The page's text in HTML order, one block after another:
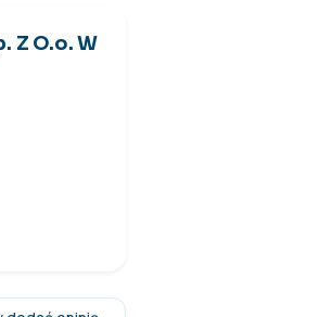
Z O.o. W